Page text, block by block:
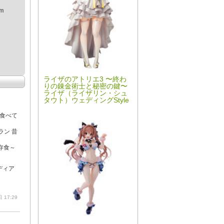
べて
ン 昔
食～
ィア
17:29
ライザのアトリエ3 〜終わ
りの錬金術士と秘密の鍵〜
ライザ（ライザリン・シュ
タウト）ウェディングStyle